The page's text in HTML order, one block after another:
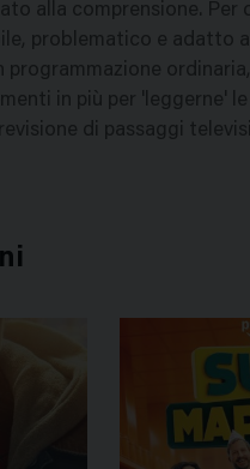
alla comprensione.
problematico e adatto
programmazione
in più per 'leggerne'
di passaggi